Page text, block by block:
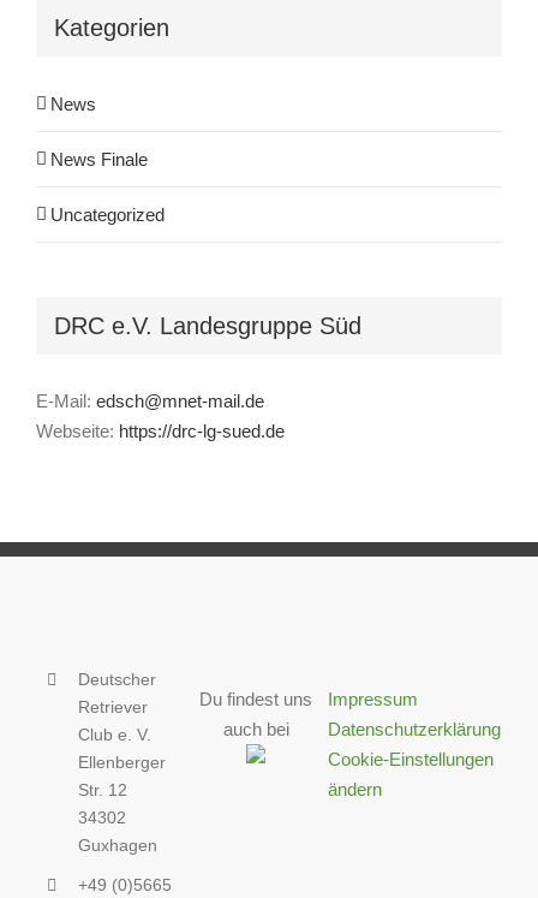
Kategorien
News
News Finale
Uncategorized
DRC e.V. Landesgruppe Süd
E-Mail: edsch@mnet-mail.de
Webseite: https://drc-lg-sued.de
Deutscher
Retriever
Club e. V.
Ellenberger
Str. 12
34302
Guxhagen
+49 (0)5665
Du findest uns
auch bei
Impressum
Datenschutzerklärung
Cookie-Einstellungen
ändern